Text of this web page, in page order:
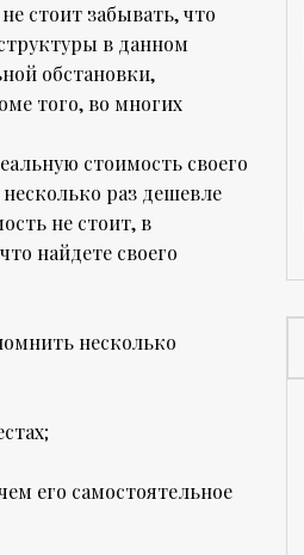
стоит забывать, что
в данном
обстановки,
того, во многих
стоимость своего
раз дешевле
не стоит, в
найдете своего
несколько
его самостоятельное